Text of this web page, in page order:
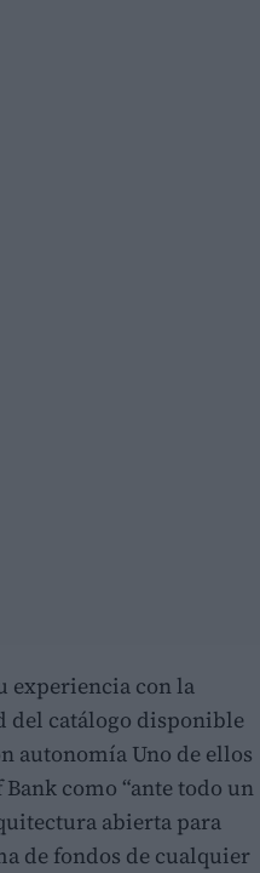
experiencia con la
del catálogo disponible
autonomía Uno de ellos
como “ante todo un
abierta para
de fondos de cualquier